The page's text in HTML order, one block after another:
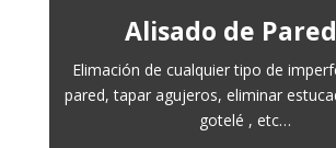
Alisado de
Elimación de cualquier tipo de
pared, tapar agujeros, eliminar
gotelé , etc…